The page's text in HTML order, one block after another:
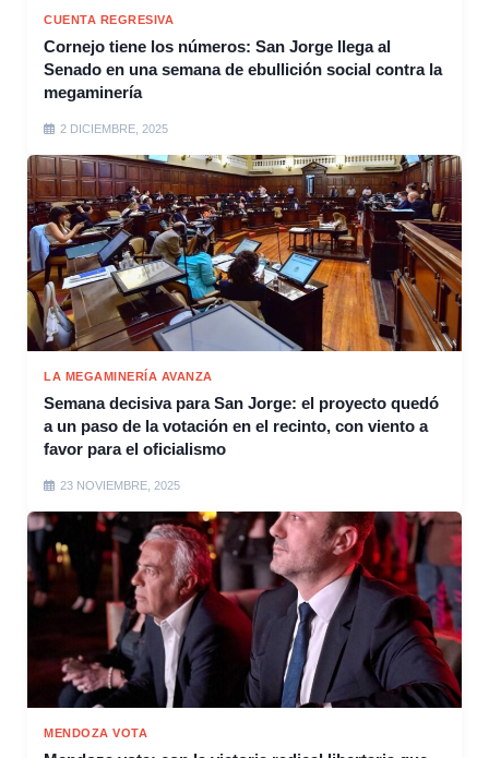
CUENTA REGRESIVA
Cornejo tiene los números: San Jorge llega al
Senado en una semana de ebullición social contra la
megaminería
2 DICIEMBRE, 2025
LA MEGAMINERÍA AVANZA
Semana decisiva para San Jorge: el proyecto quedó
a un paso de la votación en el recinto, con viento a
favor para el oficialismo
23 NOVIEMBRE, 2025
MENDOZA VOTA